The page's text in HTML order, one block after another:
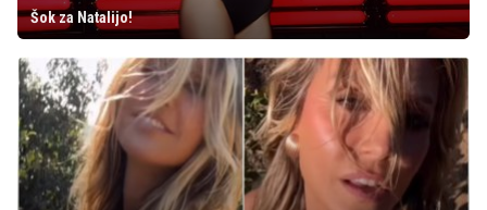
Šok za Natalijo!